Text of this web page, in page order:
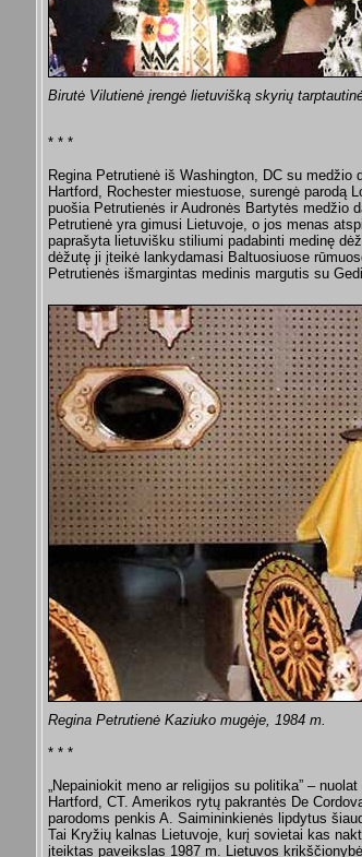
Birutė Vilutienė įrengė lietuvišką skyrių
* * *
Regina Petrutienė iš Washington, DC su
Hartford, Rochester miestuose, surengė parodą
puošia Petrutienės ir Audronės Bartytės medžio
Petrutienė yra gimusi Lietuvoje, o jos menas
paprašyta lietuvišku stiliumi padabinti medinę
dėžutę ji įteikė lankydamasi Baltuosiuose
Petrutienės išmargintas medinis margutis su
Regina Petrutienė Kaziuko mugėje, 1984 m.
* * *
„Nepainiokit meno ar religijos su politika” –
Hartford, CT. Amerikos rytų pakrantės De
parodoms penkis A. Saimininkienės lipdytus
Tai Kryžių kalnas Lietuvoje, kurį sovietai kas
įteiktas paveikslas 1987 m. Lietuvos